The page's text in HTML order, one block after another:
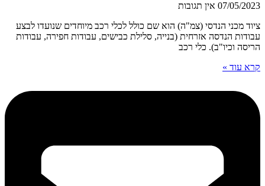
07/05/2023 אין תגובות
ציוד מכני הנדסי (צמ"ה) הוא שם כולל לכלי רכב מיוחדים שנועדו לבצע
עבודות הנדסה אזרחית (בנייה, סלילת כבישים, עבודות חפירה, עבודות
הריסה וכיו"ב). כלי רכב
קרא עוד »